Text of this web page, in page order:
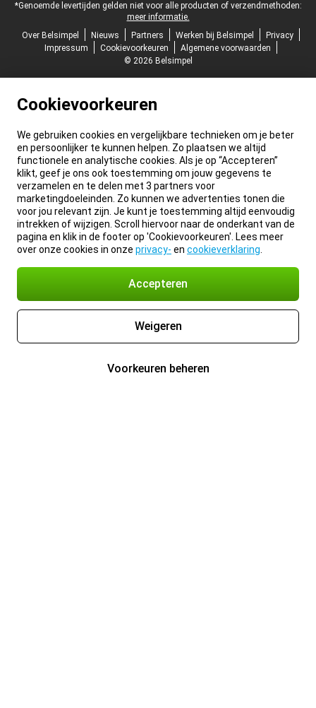
*Genoemde levertijden gelden niet voor alle producten of verzendmethoden:
meer informatie.
Over Belsimpel
Nieuws Partners Werken bij Belsimpel
Privacy
Impressum
Cookievoorkeuren
Algemene voorwaarden
© 2026 Belsimpel
Cookievoorkeuren
We gebruiken cookies en vergelijkbare technieken om je beter
en persoonlijker te kunnen helpen. Zo plaatsen we altijd
functionele en analytische cookies. Als je op “Accepteren”
klikt, geef je ons ook toestemming om jouw gegevens te
verzamelen en te delen met 3 partners voor
marketingdoeleinden. Zo kunnen we advertenties tonen die
voor jou relevant zijn. Je kunt je toestemming altijd eenvoudig
intrekken of wijzigen. Scroll hiervoor naar de onderkant van de
pagina en klik in de footer op 'Cookievoorkeuren'. Lees meer
over onze cookies in onze privacy- en cookieverklaring
Accepteren
Weigeren
Voorkeuren beheren